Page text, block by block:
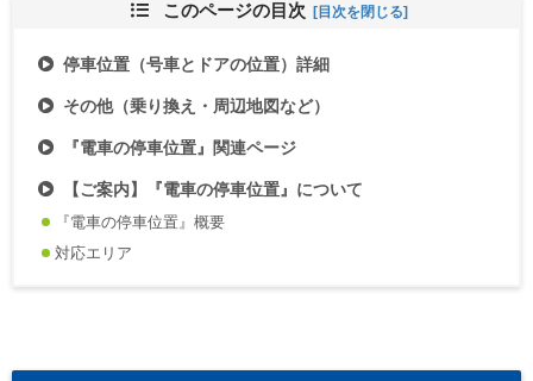
このページの目次
停車位置（号車とドアの位置）詳細
その他（乗り換え・周辺地図など）
『電車の停車位置』関連ページ
【ご案内】『電車の停車位置』について
『電車の停車位置』概要
対応エリア